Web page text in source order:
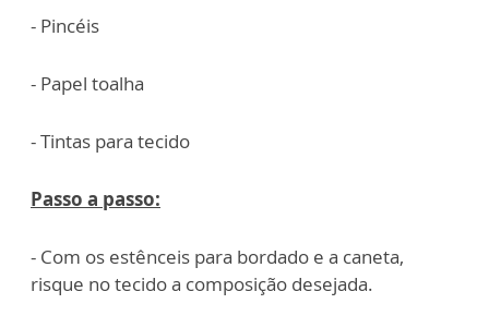
- Pincéis
- Papel toalha
- Tintas para tecido
Passo a passo:
- Com os estênceis para bordado e a caneta,
risque no tecido a composição desejada.